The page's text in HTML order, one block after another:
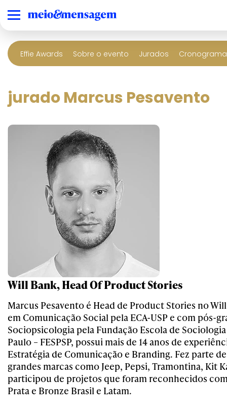
Effie Awards Sobre o evento Jurados
jurado Marcus Pesavento
Will Bank, Head Of Product Stories
Marcus Pesavento é Head de Product Stories no
em Comunicação Social pela ECA-USP e com pós-
Sociopsicologia pela Fundação Escola de
Paulo – FESPSP, possui mais de 14 anos de
Estratégia de Comunicação e Branding. Fez parte
grandes marcas como Jeep, Pepsi, Tramontina, Kit
participou de projetos que foram reconhecidos
Prata e Bronze Brasil e Latam.